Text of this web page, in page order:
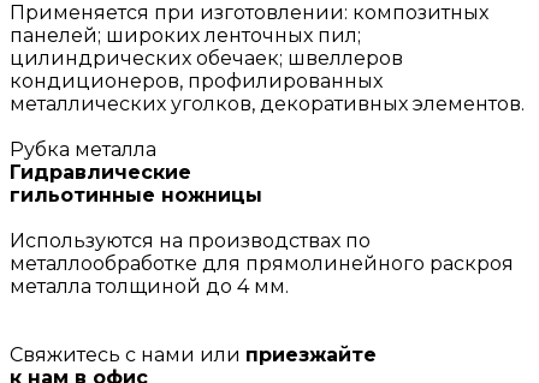
Применяется при изготовлении: композитных
панелей; широких ленточных пил;
цилиндрических обечаек; швеллеров
кондиционеров, профилированных
металлических уголков, декоративных элементов.
Рубка металла
Гидравлические
гильотинные ножницы
Используются на производствах по
металлообработке для прямолинейного раскроя
металла толщиной до 4 мм.
Свяжитесь с нами или приезжайте
к нам в офис